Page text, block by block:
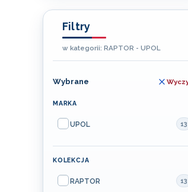
Filtry
w kategorii: RAPTOR - UPOL
Wybrane
MARKA
Marka
UPOL 13
KOLEKCJA
Kolekcja
RAPTOR 13